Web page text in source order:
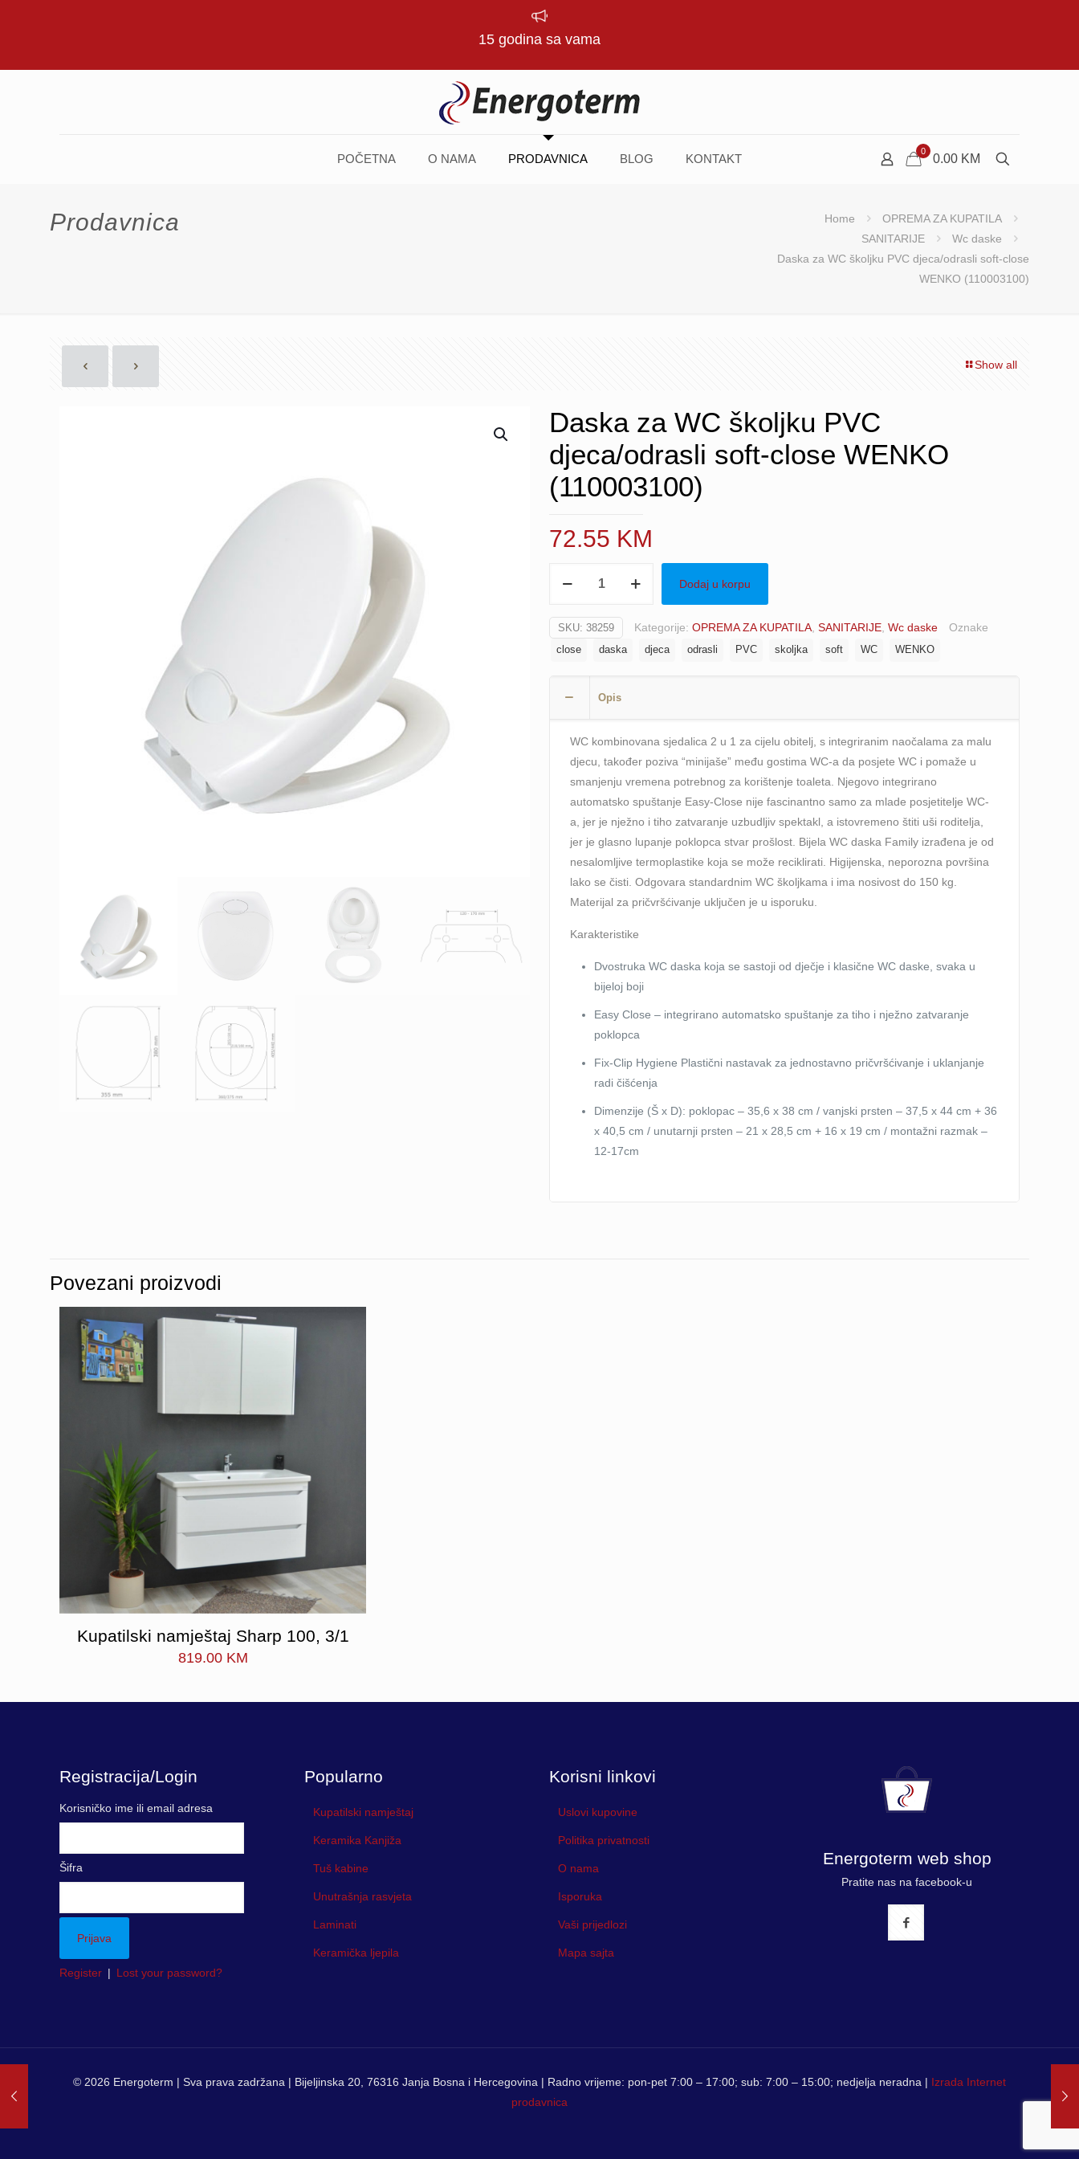
15 godina sa vama
POČETNA O NAMA PRODAVNICA BLOG KONTAKT
0
0.00 KM
Prodavnica Home
OPREMA ZA KUPATILA
SANITARIJE
Wc daske
Daska za WC školjku PVC djeca/odrasli soft-close
WENKO (110003100)
Show all
Daska za WC školjku PVC
djeca/odrasli soft-close WENKO
(110003100)
72.55 KM
školjku
PVC
Dodaj u korpu
SKU: 38259 Kategorije: OPREMA ZA KUPATILA SANITARIJE Wc daske Oznake
close daska djeca odrasli PVC skoljka soft WC WENKO
Opis
WC kombinovana sjedalica 2 u 1 za cijelu obitelj, s integriranim naočalama za malu
djecu, također poziva “minijaše” među gostima WC-a da posjete WC i pomaže u
smanjenju vremena potrebnog za korištenje toaleta. Njegovo integrirano
automatsko spuštanje Easy-Close nije fascinantno samo za mlade posjetitelje WC-
a, jer je nježno i tiho zatvaranje uzbudljiv spektakl, a istovremeno štiti uši roditelja,
jer je glasno lupanje poklopca stvar prošlost. Bijela WC daska Family izrađena je od
nesalomljive termoplastike koja se može reciklirati. Higijenska, neporozna površina
lako se čisti. Odgovara standardnim WC školjkama i ima nosivost do 150 kg.
Materijal za pričvršćivanje uključen je u isporuku.
Karakteristike
Dvostruka WC daska koja se sastoji od dječje i klasične WC daske, svaka u
bijeloj boji
Easy Close – integrirano automatsko spuštanje za tiho i nježno zatvaranje
poklopca
Fix-Clip Hygiene Plastični nastavak za jednostavno pričvršćivanje i uklanjanje
radi čišćenja
Dimenzije (Š x D): poklopac – 35,6 x 38 cm / vanjski prsten – 37,5 x 44 cm + 36
x 40,5 cm / unutarnji prsten – 21 x 28,5 cm + 16 x 19 cm / montažni razmak –
12-17cm
Povezani proizvodi
Kupatilski namještaj Sharp 100, 3/1
819.00 KM
Registracija/Login
Korisničko ime ili email adresa
Šifra
Register | Lost your password?
Popularno
Kupatilski namještaj
Keramika Kanjiža
Tuš kabine
Unutrašnja rasvjeta
Laminati
Keramička ljepila
Korisni linkovi
Uslovi kupovine
Politika privatnosti
O nama
Isporuka
Vaši prijedlozi
Mapa sajta
Energoterm web shop
Pratite nas na facebook-u
© 2026 Energoterm | Sva prava zadržana | Bijeljinska 20, 76316 Janja Bosna i Hercegovina | Radno vrijeme: pon-pet 7:00 – 17:00; sub: 7:00 – 15:00; nedjelja neradna | Izrada Internet
prodavnica